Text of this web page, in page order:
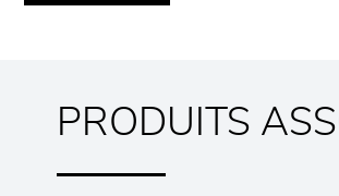
PRODUITS